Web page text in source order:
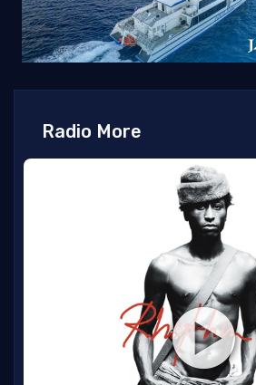
Radio More